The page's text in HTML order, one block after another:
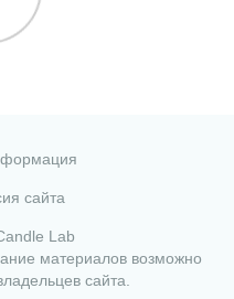
сайта
Lab
материалов возможно
сайта.